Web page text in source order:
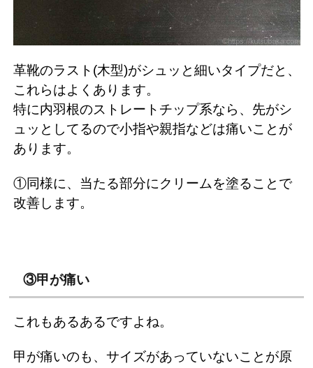
革靴のラスト(木型)がシュッと細いタイプだと、
これらはよくあります。
特に内羽根のストレートチップ系なら、先がシ
ュッとしてるので小指や親指などは痛いことが
あります。
①同様に、当たる部分にクリームを塗ることで
改善します。
③甲が痛い
これもあるあるですよね。
甲が痛いのも、サイズがあっていないことが原